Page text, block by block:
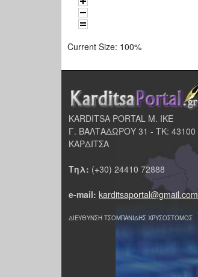
Current Size: 100%
KARDITSA PORTAL Μ. ΙΚΕ
Γ. ΒΑΛΤΑΔΩΡΟΥ 31 - ΤΚ: 43100
ΚΑΡΔΙΤΣΑ
Τηλ: (+30) 24410 72888
e-mail: karditsaportal@gmail.com
ΔΙΕΥΘΥΝΣΗ ΤΣΟΜΠΑΝΙΔΗΣ ΧΡΥΣΟΣΤΟΜΟΣ